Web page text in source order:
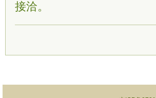
接洽。